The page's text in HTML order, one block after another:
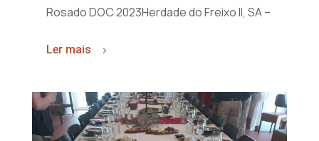
Rosado DOC 2023Herdade do Freixo II, SA –
Ler mais